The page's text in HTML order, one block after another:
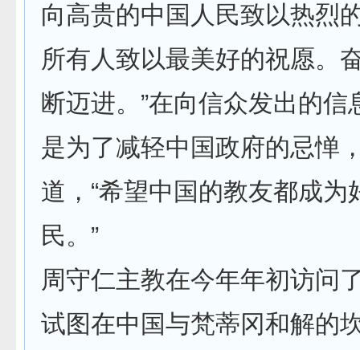
向高贵的中国人民致以热烈
所有人致以最美好的祝愿。
断迈进。”在向信众发出的信
是为了减轻中国政府的忌惮
道，“希望中国的教友都成为
民。”
周守仁主教在今年年初访问
试图在中国与梵蒂冈和解的